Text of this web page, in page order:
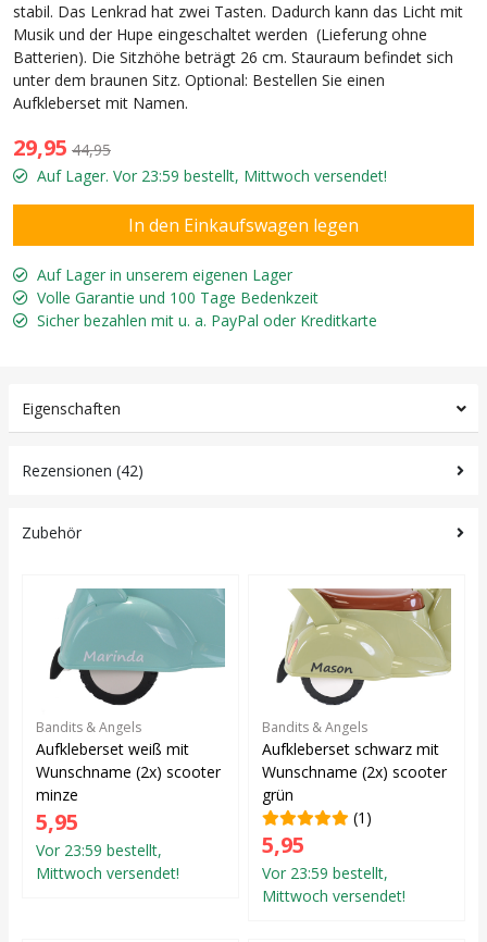
stabil. Das Lenkrad hat zwei Tasten. Dadurch kann das Licht mit
Musik und der Hupe eingeschaltet werden (Lieferung ohne
Batterien). Die Sitzhöhe beträgt 26 cm. Stauraum befindet sich
unter dem braunen Sitz. Optional: Bestellen Sie einen
Aufkleberset mit Namen.
29,95 44,95
Auf Lager. Vor 23:59 bestellt, Mittwoch versendet!
Auf Lager in unserem eigenen Lager
Volle Garantie und 100 Tage Bedenkzeit
Sicher bezahlen mit u. a. PayPal oder Kreditkarte
Eigenschaften
Rezensionen (42)
Zubehör
Bandits & Angels
Aufkleberset weiß mit
Wunschname (2x) scooter
minze
5,95
Vor 23:59 bestellt,
Mittwoch versendet!
Bandits & Angels
Aufkleberset schwarz mit
Wunschname (2x) scooter
grün
(1)
5,95
Vor 23:59 bestellt,
Mittwoch versendet!